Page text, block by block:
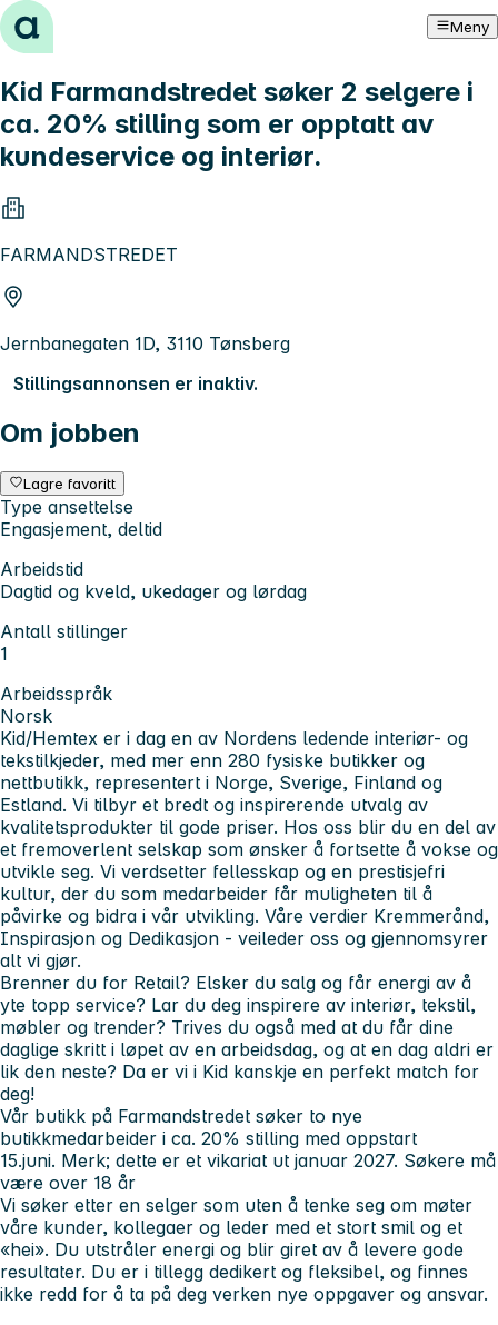
Hopp til innhold Meny
Kid Farmandstredet søker 2 selgere i
ca. 20% stilling som er opptatt av
kundeservice og interiør.
FARMANDSTREDET
Jernbanegaten 1D, 3110 Tønsberg
Stillingsannonsen er inaktiv.
Om jobben
Lagre favoritt
Type ansettelse
Engasjement, deltid
Arbeidstid
Dagtid og kveld, ukedager og lørdag
Antall stillinger
1
Arbeidsspråk
Norsk
Kid/Hemtex er i dag en av Nordens ledende interiør- og
tekstilkjeder, med mer enn 280 fysiske butikker og
nettbutikk, representert i Norge, Sverige, Finland og
Estland. Vi tilbyr et bredt og inspirerende utvalg av
kvalitetsprodukter til gode priser. Hos oss blir du en del av
et fremoverlent selskap som ønsker å fortsette å vokse og
utvikle seg. Vi verdsetter fellesskap og en prestisjefri
kultur, der du som medarbeider får muligheten til å
påvirke og bidra i vår utvikling. Våre verdier Kremmerånd,
Inspirasjon og Dedikasjon - veileder oss og gjennomsyrer
alt vi gjør.
Brenner du for Retail? Elsker du salg og får energi av å
yte topp service? Lar du deg inspirere av interiør, tekstil,
møbler og trender? Trives du også med at du får dine
daglige skritt i løpet av en arbeidsdag, og at en dag aldri er
lik den neste? Da er vi i Kid kanskje en perfekt match for
deg!
Vår butikk på Farmandstredet søker to nye
butikkmedarbeider i ca. 20% stilling med oppstart
15.juni. Merk; dette er et vikariat ut januar 2027. Søkere må
være over 18 år
Vi søker etter en selger som uten å tenke seg om møter
våre kunder, kollegaer og leder med et stort smil og et
«hei». Du utstråler energi og blir giret av å levere gode
resultater. Du er i tillegg dedikert og fleksibel, og finnes
ikke redd for å ta på deg verken nye oppgaver og ansvar.